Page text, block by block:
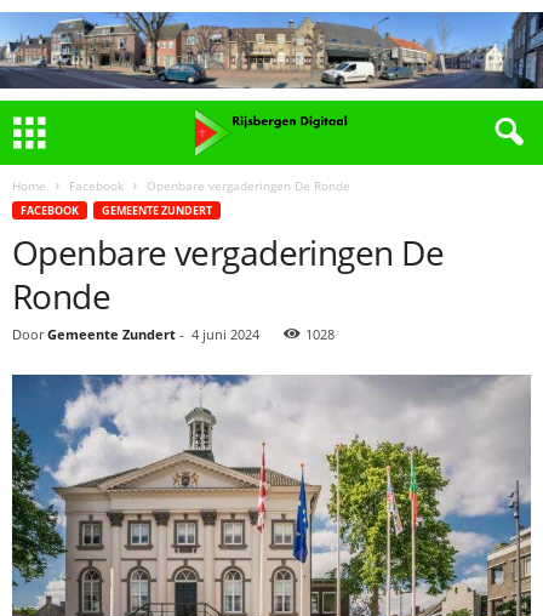
Home Facebook Openbare vergaderingen De Ronde
FACEBOOK GEMEENTE ZUNDERT
Openbare vergaderingen De
Ronde
Door Gemeente Zundert - 4 juni 2024 1028